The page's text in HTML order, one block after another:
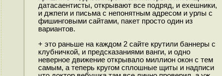
датасаентисты, открывают все подряд, и ехешники,
и джпеги и письма с непонятным адресом и урлы с
фишинговыми сайтами, пакет просто один из
вариантов.
+ это раньше на каждом 2 сайте крутили баннеры с
клубничкой, и предсказаниями ванги, и одно
неверное движение открывало миллион окон с тем
самым, а теперь кругом сплошные щиты и надписи